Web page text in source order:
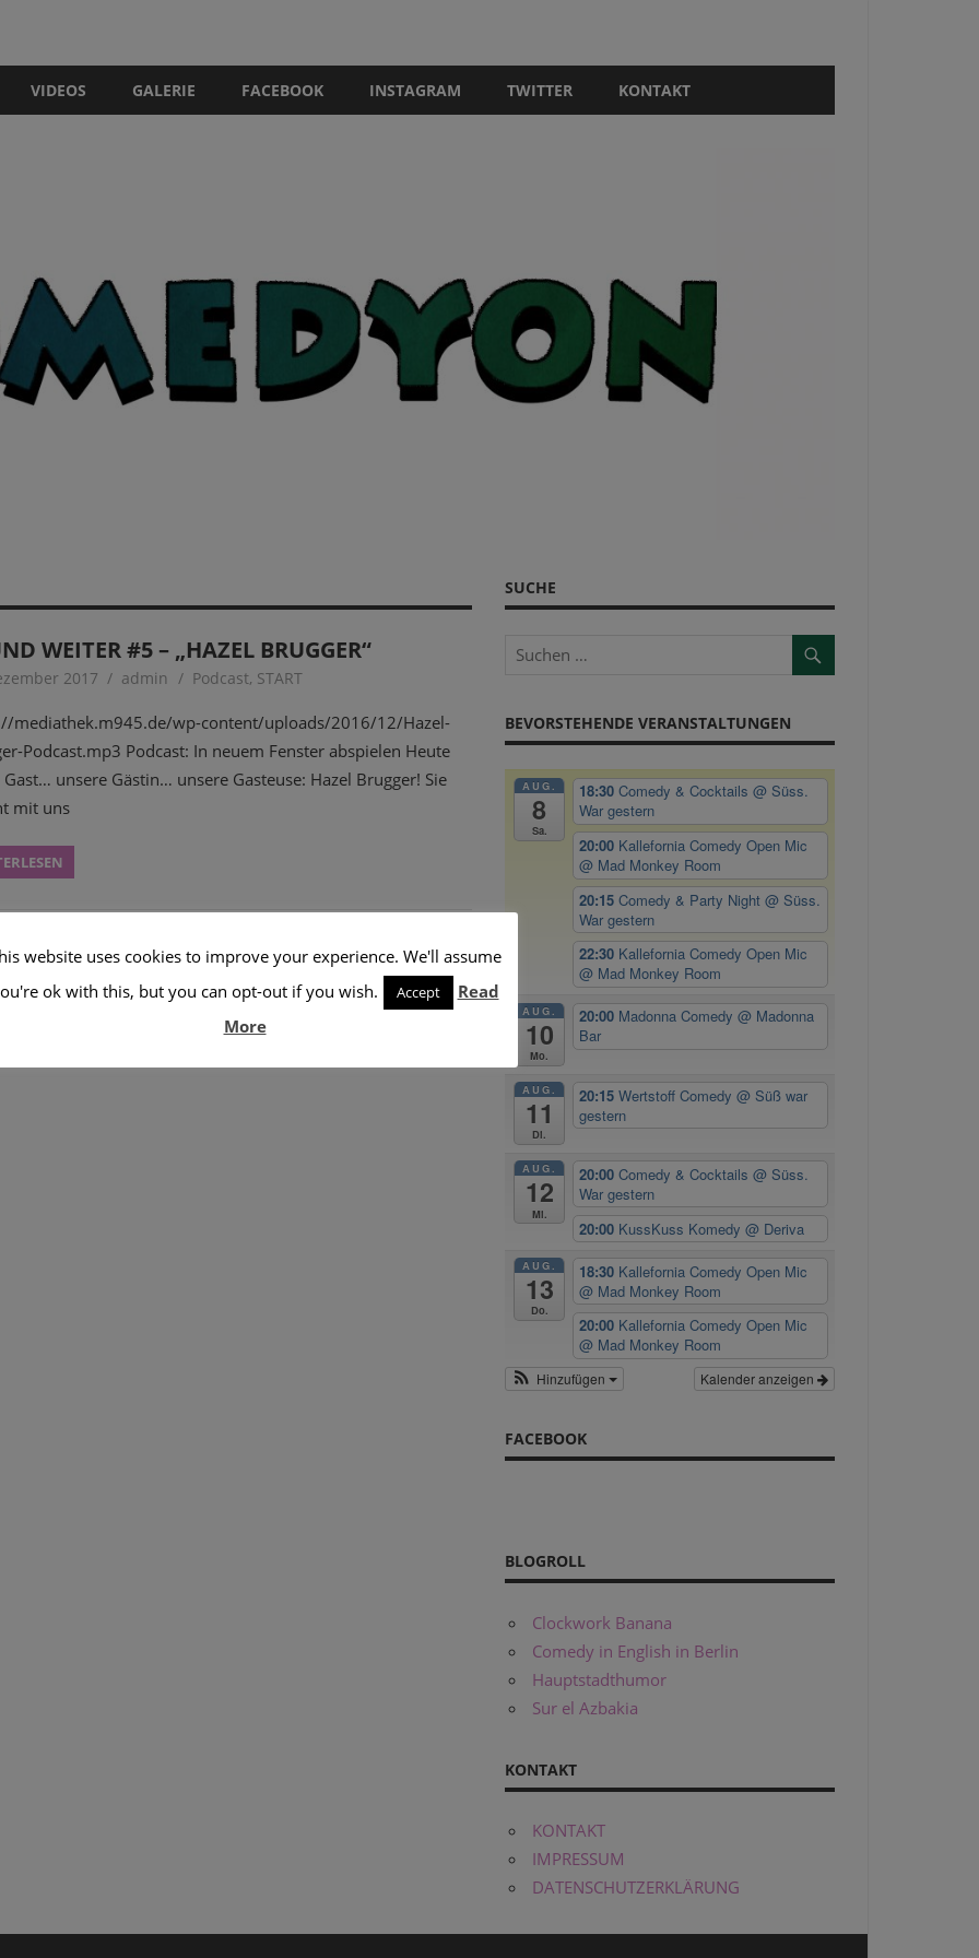
VIDEOS GALERIE FACEBOOK INSTAGRAM TWITTER KONTAKT
WEITER #5 – „HAZEL BRUGGER“
2017 admin Podcast, START
wp-content/uploads/2016/12/Hazel-
Podcast.mp3 Podcast: In neuem Fenster abspielen Heute
unsere Gästin… unsere Gasteuse: Hazel Brugger! Sie
mit uns
SUCHE
BEVORSTEHENDE VERANSTALTUNGEN
AUG.
8
Sa.
18:30Comedy & Cocktails@ Süss.
War gestern
20:00 Kallefornia Comedy Open Mic
@ Mad Monkey Room
20:15Comedy & Party Night@ Süss.
War gestern
22:30 Kallefornia Comedy Open Mic
@ Mad Monkey Room
AUG.
10
Mo.
20:00 Madonna Comedy@ Madonna
Bar
AUG.
11
Di.
20:15Wertstoff Comedy@ Süß war
gestern
AUG.
12
Mi.
20:00Comedy & Cocktails@ Süss.
War gestern
20:00 KussKuss Komedy@ Deriva
AUG.
13
Do.
18:30 Kallefornia Comedy Open Mic
@ Mad Monkey Room
20:00 Kallefornia Comedy Open Mic
@ Mad Monkey Room
Kalender anzeigen
Hinzufügen
FACEBOOK
BLOGROLL
Clockwork Banana
Comedy in English in Berlin
Hauptstadthumor
Sur el Azbakia
KONTAKT
KONTAKT
IMPRESSUM
DATENSCHUTZERKLÄRUNG
website uses cookies to improve your experience. We'll assume
ok with this, but you can opt-out if you wish.
Accept
Read
More